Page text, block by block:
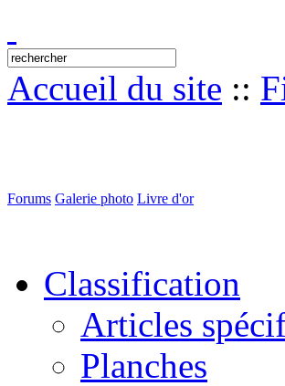
Accueil du site ::
Forums Galerie photo Livre d'or
Classification
Articles
Planches